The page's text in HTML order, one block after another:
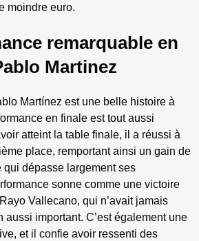
moindre euro.
remarquable en
Martinez
Martínez est une belle histoire à
en finale est tout aussi
atteint la table finale, il a réussi à
place, remportant ainsi un gain de
qui dépasse largement ses
sonne comme une victoire
Vallecano, qui n’avait jamais
aussi important. C’est également une
et il confie avoir ressenti des